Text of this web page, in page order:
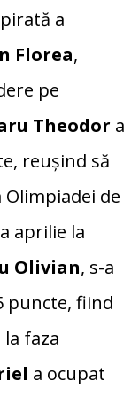
a
Florea,
pe
Theodor a
reușind să
Olimpiadei de
aprilie la
Olivian, s-a
puncte, fiind
faza
a ocupat